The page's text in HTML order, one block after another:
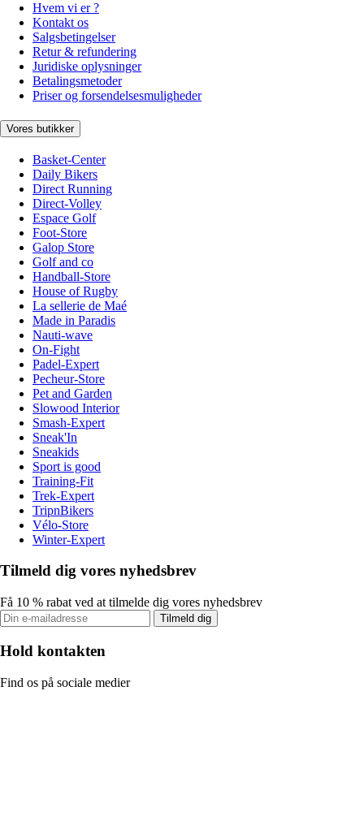
Hvem vi er ?
Kontakt os
Salgsbetingelser
Retur & refundering
Juridiske oplysninger
Betalingsmetoder
Priser og forsendelsesmuligheder
Vores butikker
Basket-Center
Daily Bikers
Direct Running
Direct-Volley
Espace Golf
Foot-Store
Galop Store
Golf and co
Handball-Store
House of Rugby
La sellerie de Maé
Made in Paradis
Nauti-wave
On-Fight
Padel-Expert
Pecheur-Store
Pet and Garden
Slowood Interior
Smash-Expert
Sneak'In
Sneakids
Sport is good
Training-Fit
Trek-Expert
TripnBikers
Vélo-Store
Winter-Expert
Tilmeld dig vores nyhedsbrev
Få 10 % rabat ved at tilmelde dig vores nyhedsbrev
Tilmeld dig
Hold kontakten
Find os på sociale medier